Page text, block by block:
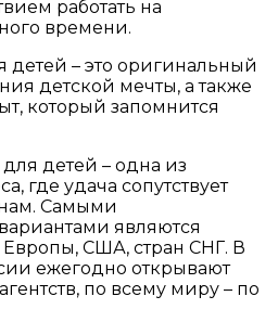
работать на
времени.
– это оригинальный
детской мечты, а также
который запомнится
детей – одна из
где удача сопутствует
Самыми
являются
Европы, США, стран СНГ. В
ежегодно открывают
по всему миру – по